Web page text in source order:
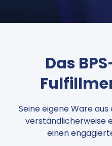
Das
Seine eigene Ware
verständlicherweise
einen